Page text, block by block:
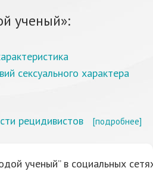
ученый»:
сексуального характера
рецидивистов [подробнее]
ученый” в социальных